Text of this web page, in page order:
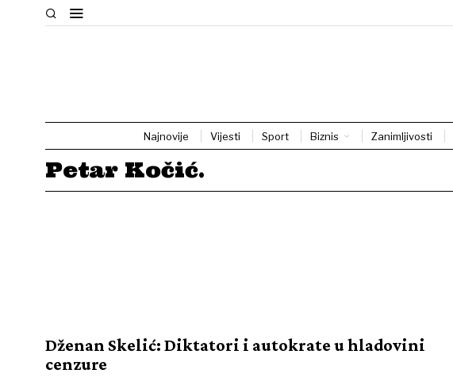
Najnovije Vijesti Sport Biznis Zanimljivosti
Petar Kočić.
Dženan Skelić: Diktatori i autokrate u hladovini
cenzure